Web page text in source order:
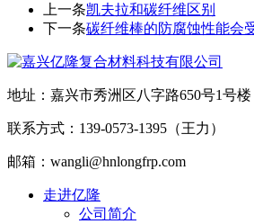
上一条凯夫拉和碳纤维区别
下一条碳纤维棒的防腐蚀性能会
地址：嘉兴市秀洲区八字路650号1号楼
联系方式：139-0573-1395（王力）
邮箱：wangli@hnlongfrp.com
走进亿隆
公司简介